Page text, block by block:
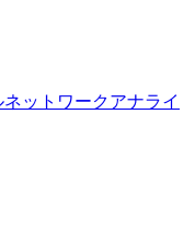
ネットワークアナライ